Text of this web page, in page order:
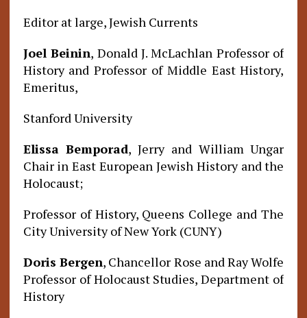
Editor at large, Jewish Currents
Joel Beinin, Donald J. McLachlan Professor of
History and Professor of Middle East History,
Emeritus,
Stanford University
Elissa Bemporad, Jerry and William Ungar
Chair in East European Jewish History and the
Holocaust;
Professor of History, Queens College and The
City University of New York (CUNY)
Doris Bergen, Chancellor Rose and Ray Wolfe
Professor of Holocaust Studies, Department of
History